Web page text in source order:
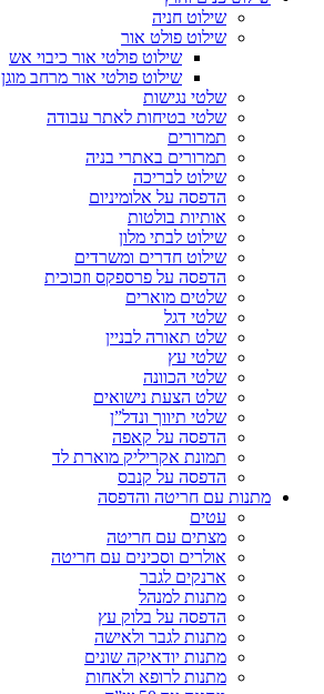
שילוט חניה
שילוט פולט אור
שילוט פולטי אור כיבוי אש
שילוט פולטי אור מרחב מוגן
שלטי נגישות
שלטי בטיחות לאתר עבודה
תמרורים
תמרורים באתרי בניה
שילוט לבריכה
הדפסה על אלומיניום
אותיות בולטות
שילוט לבתי מלון
שילוט חדרים ומשרדים
הדפסה על פרספקס וזכוכית
שלטים מוארים
שלטי דגל
שלט תאורה לבניין
שלטי עץ
שלטי הכוונה
שלט הצעת נישואים
שלטי תיווך ונדל”ן
הדפסה על קאפה
תמונת אקריליק מוארת לד
הדפסה על קנבס
מתנות עם חריטה והדפסה
עטים
מצתים עם חריטה
אולרים וסכינים עם חריטה
ארנקים לגבר
מתנות למנהל
הדפסה על בלוק עץ
מתנות לגבר ולאישה
מתנות יודאיקה שונים
מתנות לרופא ולאחות